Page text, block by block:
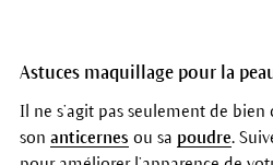
Astuces maquillage pour la
Il ne s’agit pas seulement de bien
son anticernes ou sa poudre.